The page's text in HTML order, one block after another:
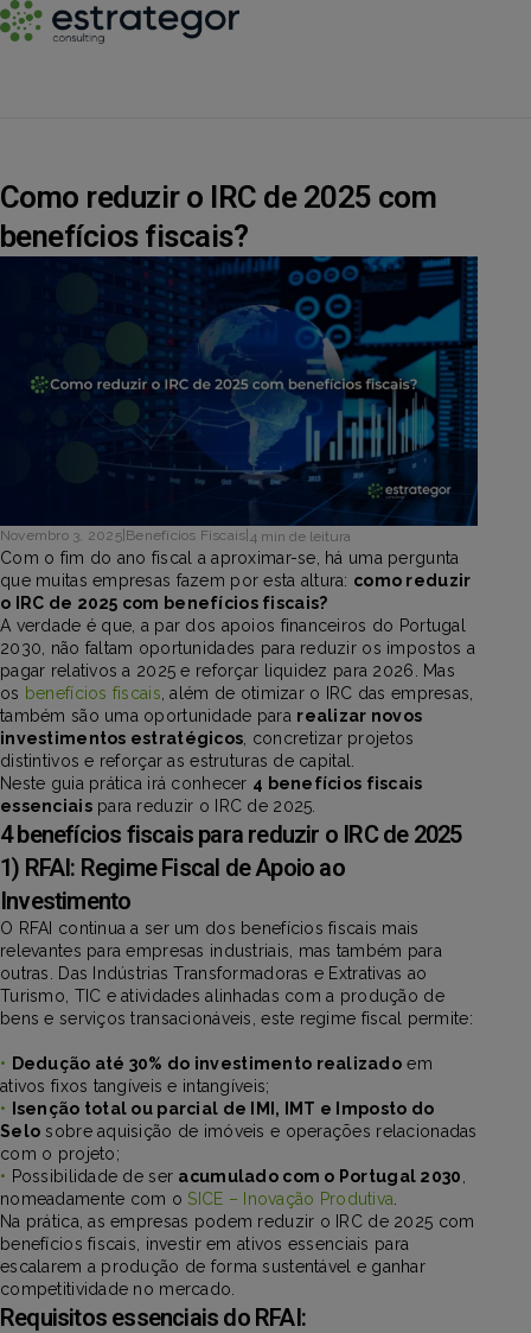
Como reduzir o IRC de 2025 com
benefícios fiscais?
Novembro 3, 2025| Benefícios Fiscais 4 min de leitura
Com o fim do ano fiscal a aproximar-se, há uma pergunta
que muitas empresas fazem por esta altura: como reduzir
o IRC de 2025 com benefícios fiscais?
A verdade é que, a par dos apoios financeiros do Portugal
2030, não faltam oportunidades para reduzir os impostos a
pagar relativos a 2025 e reforçar liquidez para 2026. Mas
os benefícios fiscais , além de otimizar o IRC das empresas,
também são uma oportunidade para realizar novos
investimentos estratégicos , concretizar projetos
distintivos e reforçar as estruturas de capital.
Neste guia prática irá conhecer 4 benefícios fiscais
essenciaispara reduzir o IRC de 2025.
4 benefícios fiscais para reduzir o IRC de 2025
1) RFAI: Regime Fiscal de Apoio ao
Investimento
O RFAI continua a ser um dos benefícios fiscais mais
relevantes para empresas industriais, mas também para
outras. Das Indústrias Transformadoras e Extrativas ao
Turismo, TIC e atividades alinhadas com a produção de
bens e serviços transacionáveis, este regime fiscal permite:
• Dedução até 30% do investimento realizado em
ativos fixos tangíveis e intangíveis;
•
Isenção total ou parcial de IMI, IMT e Imposto do
Selo sobre aquisição de imóveis e operações relacionadas
com o projeto;
• Possibilidade de ser acumulado com o Portugal 2030
nomeadamente com o SICE – Inovação Produtiva
Na prática, as empresas podem reduzir o IRC de 2025 com
benefícios fiscais, investir em ativos essenciais para
escalarem a produção de forma sustentável e ganhar
competitividade no mercado.
Requisitos essenciais do RFAI: